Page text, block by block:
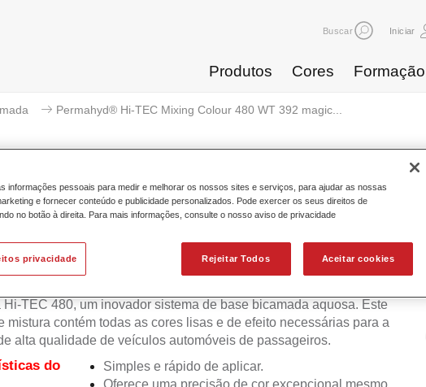
Buscar Iniciar
Produtos Cores Formação
Permahyd® Hi-TEC Mixing Colour 480 WT 392 magic...
Hi-TEC Mixing Colour 480
Hi-TEC 480, um inovador sistema de base bicamada aquosa. Este
mistura contém todas as cores lisas e de efeito necessárias para a
alta qualidade de veículos automóveis de passageiros.
do
Simples e rápido de aplicar.
Oferece uma precisão de cor excepcional mesmo
informações pessoais para medir e melhorar os nossos sites e serviços, para ajudar as nossas
e fornecer conteúdo e publicidade personalizados. Pode exercer os seus direitos de
no botão à direita. Para mais informações, consulte o nosso aviso de privacidade
Rejeitar Todos Aceitar cookies
privacidade